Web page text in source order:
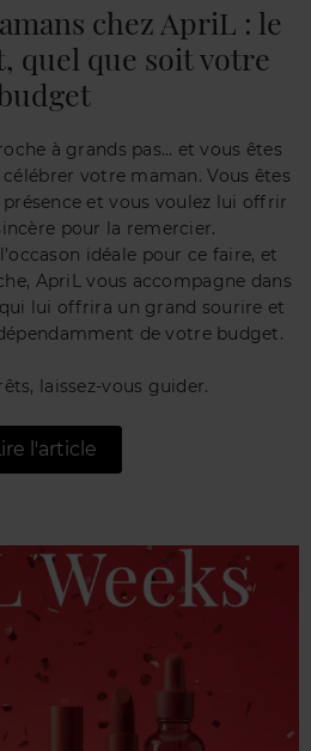
chez ApriL : le
quel que soit votre
à grands pas… et vous êtes
célébrer votre maman. Vous êtes
et vous voulez lui offrir
pour la remercier.
idéale pour ce faire, et
ApriL vous accompagne dans
lui offrira un grand sourire et
de votre budget.
laissez-vous guider.
l'article